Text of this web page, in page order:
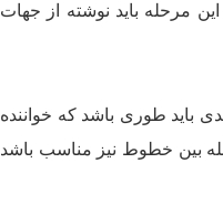
مرحله باید نوشته از جهات
باید طوری باشد که خواننده
بین خطوط نیز مناسب باشد